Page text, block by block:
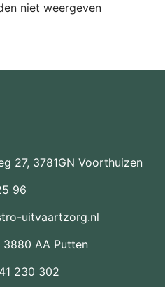
niet weergeven
27, 3781GN Voorthuizen
96
uitvaartzorg.nl
3880 AA Putten
230 302